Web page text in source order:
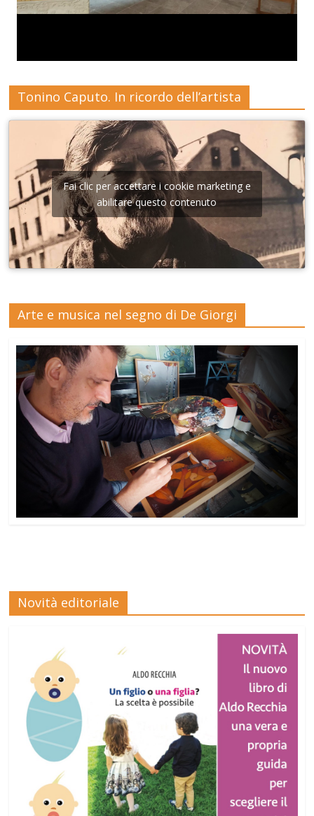
Tonino Caputo. In ricordo dell’artista
Fai clic per accettare i cookie marketing e
abilitare questo contenuto
Arte e musica nel segno di De Giorgi
Novità editoriale